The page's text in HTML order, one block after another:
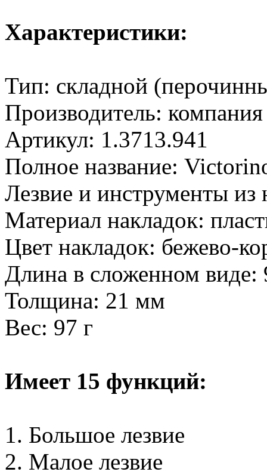
Характеристики:
Тип: складной
Производитель:
Артикул: 1.3713.941
Полное название:
Лезвие и инструменты
Материал накладок:
Цвет накладок: бежево-
Длина в сложенном
Толщина: 21 мм
Вес: 97 г
Имеет 15 функций:
1. Большое лезвие
2. Малое лезвие